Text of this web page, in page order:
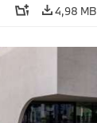
4,98 MB